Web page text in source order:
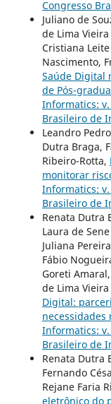
Congresso
Juliano de
de Lima
Cristiana
Nascimento,
Saúde Digital
de Pós-
Informatics: v.
Brasileiro de
Leandro
Dutra Braga,
Ribeiro-Rotta,
monitorar
Informatics: v.
Brasileiro de
Renata Dutra
Laura de
Juliana
Fábio
Goreti
de Lima
Digital:
necessidades
Informatics: v.
Brasileiro de
Renata Dutra
Fernando
Rejane Faria
eletrônico do